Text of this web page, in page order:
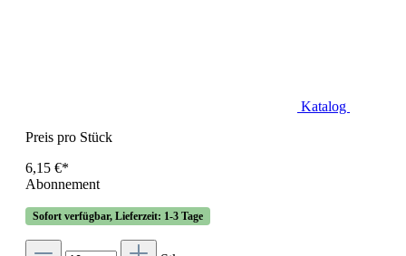
Katalog
Preis pro Stück
6,15 €*
Abonnement
Sofort verfügbar, Lieferzeit: 1-3 Tage